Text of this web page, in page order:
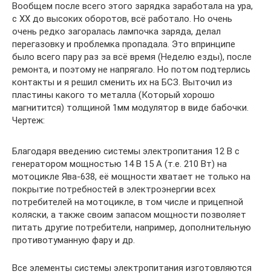
Вообщем после всего этого зарядка заработала на ура,
с ХХ до высоких оборотов, всё работало. Но очень
очень редко загоралась лампочка заряда, делал
перегазовку и проблемка пропадала. Это впринципе
было всего пару раз за всё время (Неделю езды), после
ремонта, и поэтому не напрягало. Но потом подтерлись
контакты и я решил сменить их на БСЗ. Выточил из
пластины какого то металла (Который хорошо
магнитится) толщиной 1мм модулятор в виде бабочки.
Чертеж:
Благодаря введению системы электропитания 12 В с
генератором мощностью 14 В 15 А (т.е. 210 Вт) на
мотоцикле Ява-638, её мощности хватает не только на
покрытие потребностей в электроэнергии всех
потребителей на мотоцикле, в том числе и прицепной
коляски, а также своим запасом мощности позволяет
питать другие потребители, например, дополнительную
противотуманную фару и др.
Все элементы системы электропитания изготовляются